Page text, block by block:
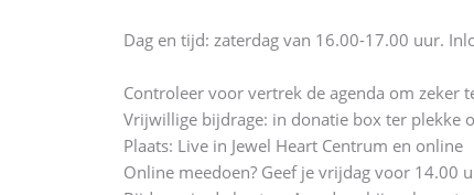
Dag en tijd: zaterdag van 16.00-17.00 uur.
Controleer voor vertrek de agenda om zeker
Vrijwillige bijdrage: in donatie box ter plekke
Plaats: Live in Jewel Heart Centrum en online
Online meedoen? Geef je vrijdag voor 14.00